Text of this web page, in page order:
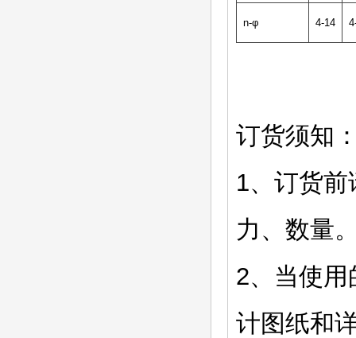
n-φ 4-14
订货须知
1、订货
力、数量
2、当使
计图纸和